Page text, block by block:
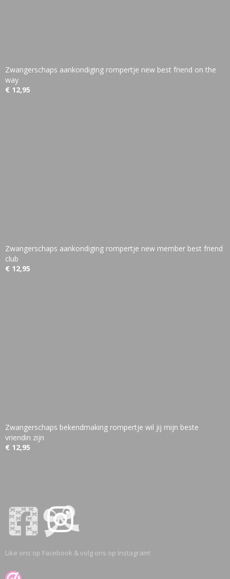
Zwangerschaps aankondiging rompertje new best friend on the
way
€ 12,95
Zwangerschaps aankondiging rompertje new member best friend
club
€ 12,95
Zwangerschaps bekendmaking rompertje wil jij mijn beste
vriendin zijn
€ 12,95
Like ons op Facebook & volg ons op Instagram!